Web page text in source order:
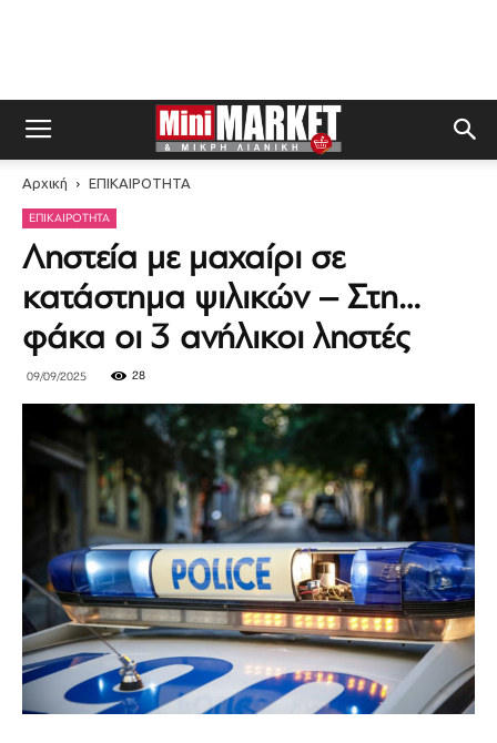
Αρχική ΕΠΙΚΑΙΡΟΤΗΤΑ
ΕΠΙΚΑΙΡΟΤΗΤΑ
Ληστεία με μαχαίρι σε
κατάστημα ψιλικών – Στη…
φάκα οι 3 ανήλικοι ληστές
09/09/2025 28